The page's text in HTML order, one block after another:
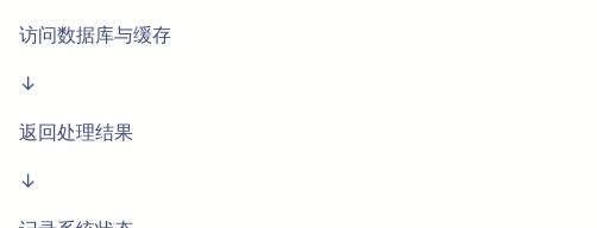
访问数据库与缓存
↓
返回处理结果
↓